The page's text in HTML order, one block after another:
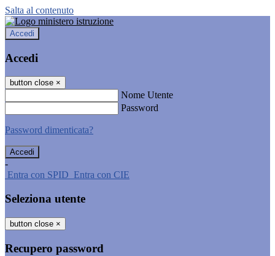
Salta al contenuto
Accedi
Accedi
button close ×
Nome Utente
Password
Password dimenticata?
-
Entra con SPID Entra con CIE
Seleziona utente
button close ×
Recupero password